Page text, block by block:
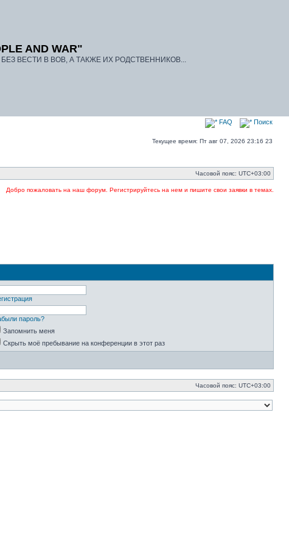
AND WAR"
ВЕСТИ В ВОВ, А ТАКЖЕ ИХ РОДСТВЕННИКОВ...
FAQ Поиск
Текущее время: Пт авг 07, 2026 23:16 23
Часовой пояс: UTC+03:00
Добро пожаловать на наш форум. Регистрируйтесь на нем и пишите свои заявки в темах.
пароль?
Запомнить меня
Скрыть моё пребывание на конференции в этот раз
Часовой пояс: UTC+03:00